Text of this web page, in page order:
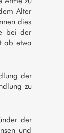
Alter
dies
bei der
ab etwa
der
zu
der
und